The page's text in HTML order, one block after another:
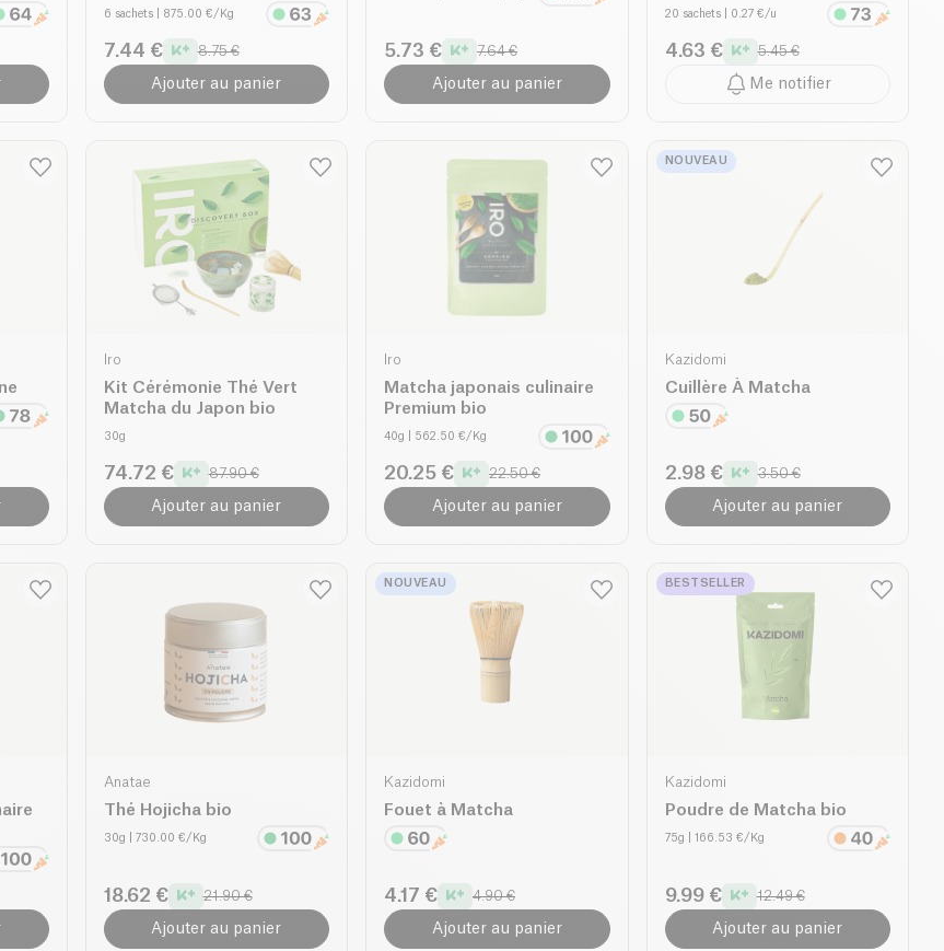
6 sachets | 875.00 €/Kg
7.44 € 8.75 €
Ajouter au panier
5.73 € 7.64 €
Ajouter au panier
20 sachets | 0.27 €/u
4.63 € 5.45 €
Me notifier
Iro
Kit Cérémonie Thé Vert
Matcha du Japon bio
30g
74.72 € 87.90 €
Ajouter au panier
Iro
Matcha japonais culinaire
Premium bio
40g | 562.50 €/Kg
20.25 € 22.50 €
Ajouter au panier
NOUVEAU
Kazidomi
Cuillère À Matcha
2.98 € 3.50 €
Ajouter au panier
Anatae
Thé Hojicha bio
30g | 730.00 €/Kg
18.62 € 21.90 €
Ajouter au panier
NOUVEAU
Kazidomi
Fouet à Matcha
4.17 € 4.90 €
Ajouter au panier
BESTSELLER
Kazidomi
Poudre de Matcha bio
75g | 166.53 €/Kg
9.99 € 12.49 €
Ajouter au panier